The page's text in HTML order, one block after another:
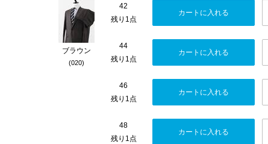
ブラウン
(020)
42
残り1点
カートに入れる
44
残り1点
カートに入れる
46
残り1点
カートに入れる
48
残り1点
カートに入れる